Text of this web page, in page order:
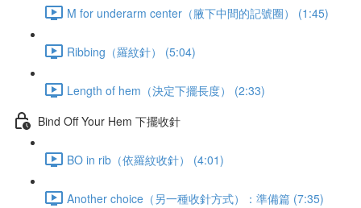
M for underarm center（腋下中間的記號圈） (1:45)
Ribbing（羅紋針） (5:04)
Length of hem（決定下擺長度） (2:33)
Bind Off Your Hem 下擺收針
BO in rib（依羅紋收針） (4:01)
Another choice（另一種收針方式）：準備篇 (7:35)